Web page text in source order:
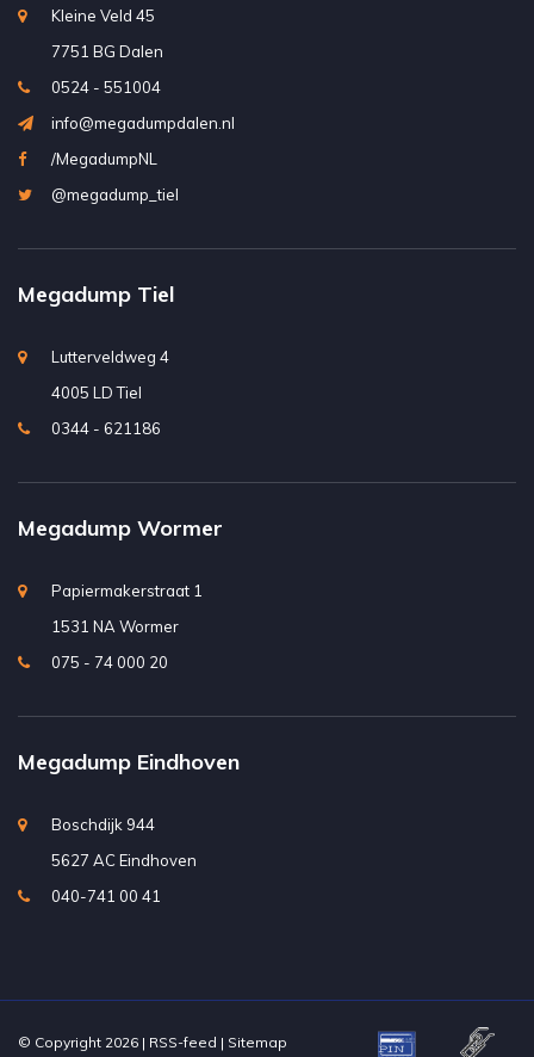
Kleine Veld 45
7751 BG Dalen
0524 - 551004
info@megadumpdalen.nl
/MegadumpNL
@megadump_tiel
Megadump Tiel
Lutterveldweg 4
4005 LD Tiel
0344 - 621186
Megadump Wormer
Papiermakerstraat 1
1531 NA Wormer
075 - 74 000 20
Megadump Eindhoven
Boschdijk 944
5627 AC Eindhoven
040-741 00 41
© Copyright 2026 | RSS-feed | Sitemap